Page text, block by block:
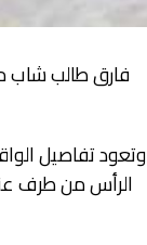
فارق طالب شاب
وتعود تفاصيل
الرأس من طرف